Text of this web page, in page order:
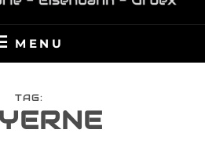
ANSBACH.DE
MENU
TAG: